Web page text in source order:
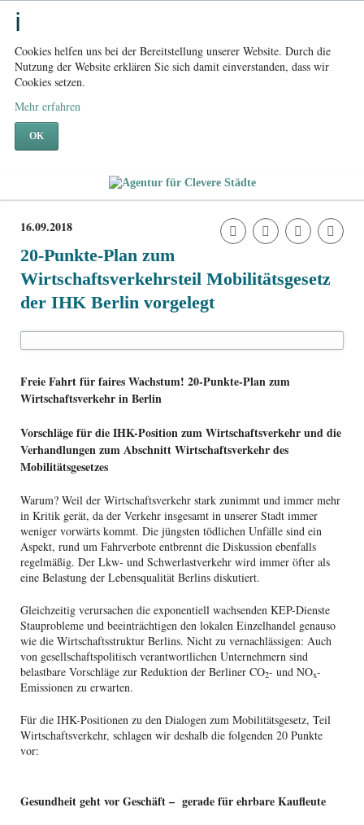
Cookies helfen uns bei der Bereitstellung unserer Website. Durch die
Nutzung der Website erklären Sie sich damit einverstanden, dass wir
Cookies setzen.
Mehr erfahren
OK
16.09.2018
20-Punkte-Plan zum
Wirtschaftsverkehrsteil Mobilitätsgesetz
der IHK Berlin vorgelegt
Freie Fahrt für faires Wachstum! 20-Punkte-Plan zum
Wirtschaftsverkehr in Berlin
Vorschläge für die IHK-Position zum Wirtschaftsverkehr und die
Verhandlungen zum Abschnitt Wirtschaftsverkehr des
Mobilitätsgesetzes
Warum? Weil der Wirtschaftsverkehr stark zunimmt und immer mehr
in Kritik gerät, da der Verkehr insgesamt in unserer Stadt immer
weniger vorwärts kommt. Die jüngsten tödlichen Unfälle sind ein
Aspekt, rund um Fahrverbote entbrennt die Diskussion ebenfalls
regelmäßig. Der Lkw- und Schwerlastverkehr wird immer öfter als
eine Belastung der Lebensqualität Berlins diskutiert.
Gleichzeitig verursachen die exponentiell wachsenden KEP-Dienste
Stauprobleme und beeinträchtigen den lokalen Einzelhandel genauso
wie die Wirtschaftsstruktur Berlins. Nicht zu vernachlässigen: Auch
von gesellschaftspolitisch verantwortlichen Unternehmern sind
belastbare Vorschläge zur Reduktion der Berliner CO2- und NOx-
Emissionen zu erwarten.
Für die IHK-Positionen zu den Dialogen zum Mobilitätsgesetz, Teil
Wirtschaftsverkehr, schlagen wir deshalb die folgenden 20 Punkte
vor:
Gesundheit geht vor Geschäft – gerade für ehrbare Kaufleute